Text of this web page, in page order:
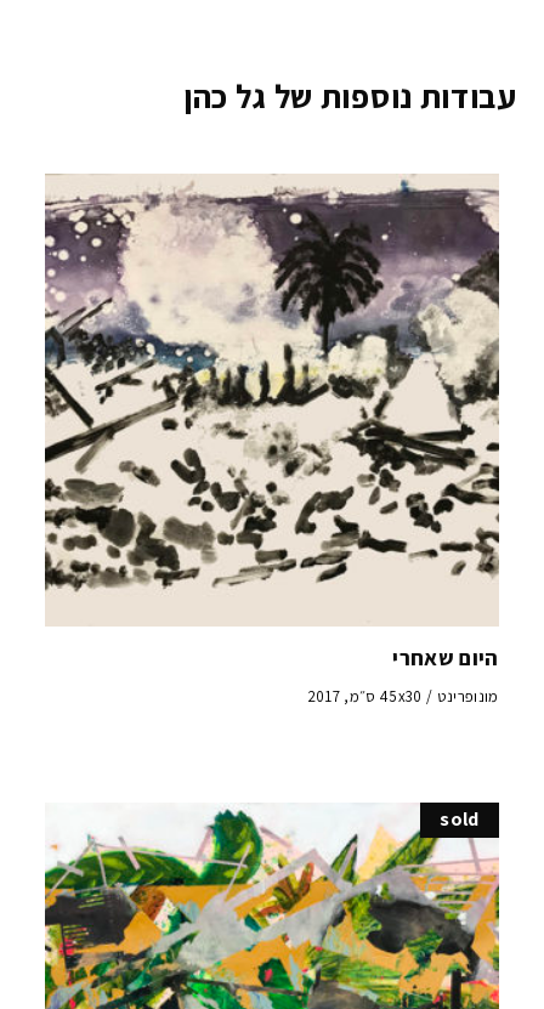
עבודות נוספות של גל כהן
היום שאחרי
מונופרינט / 45x30 ס״מ, 2017
sold